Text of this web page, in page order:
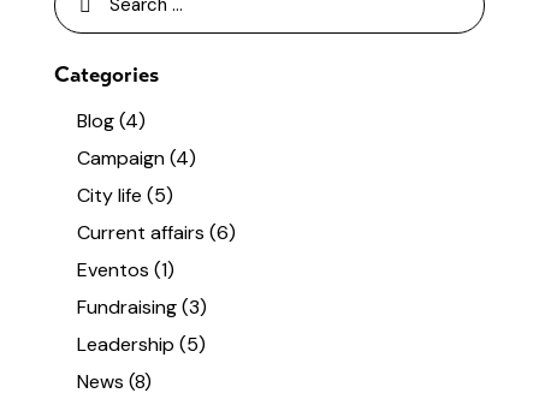
Categories
Blog(4)
Campaign(4)
City life (5)
Current affairs (6)
Eventos (1)
Fundraising(3)
Leadership (5)
News (8)